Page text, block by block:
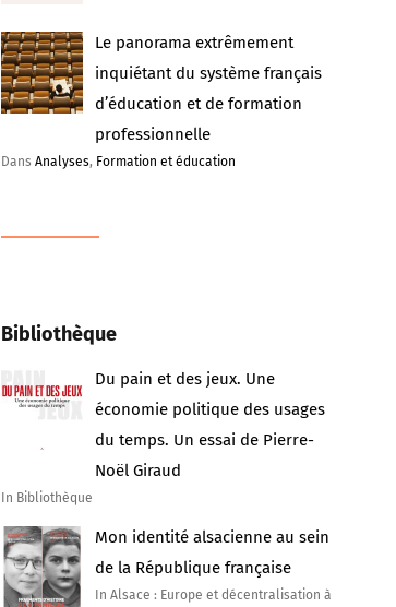
Le panorama extrêmement
inquiétant du système français
d’éducation et de formation
professionnelle
Dans Analyses, Formation et éducation
Bibliothèque
Du pain et des jeux. Une
économie politique des usages
du temps. Un essai de Pierre-
Noël Giraud
In Bibliothèque
Mon identité alsacienne au sein
de la République française
In Alsace : Europe et décentralisation à